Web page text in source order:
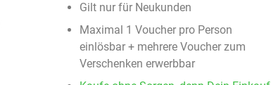
Gilt nur für Neukunden
Maximal 1 Voucher pro Person
einlösbar + mehrere Voucher zum
Verschenken erwerbbar